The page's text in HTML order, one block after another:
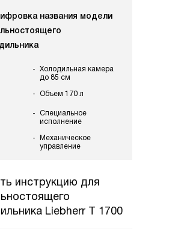
названия модели
Холодильная камера
до 85 см
Объем 170 л
Специальное
исполнение
Механическое
управление
инструкцию для
Liebherr T 1700